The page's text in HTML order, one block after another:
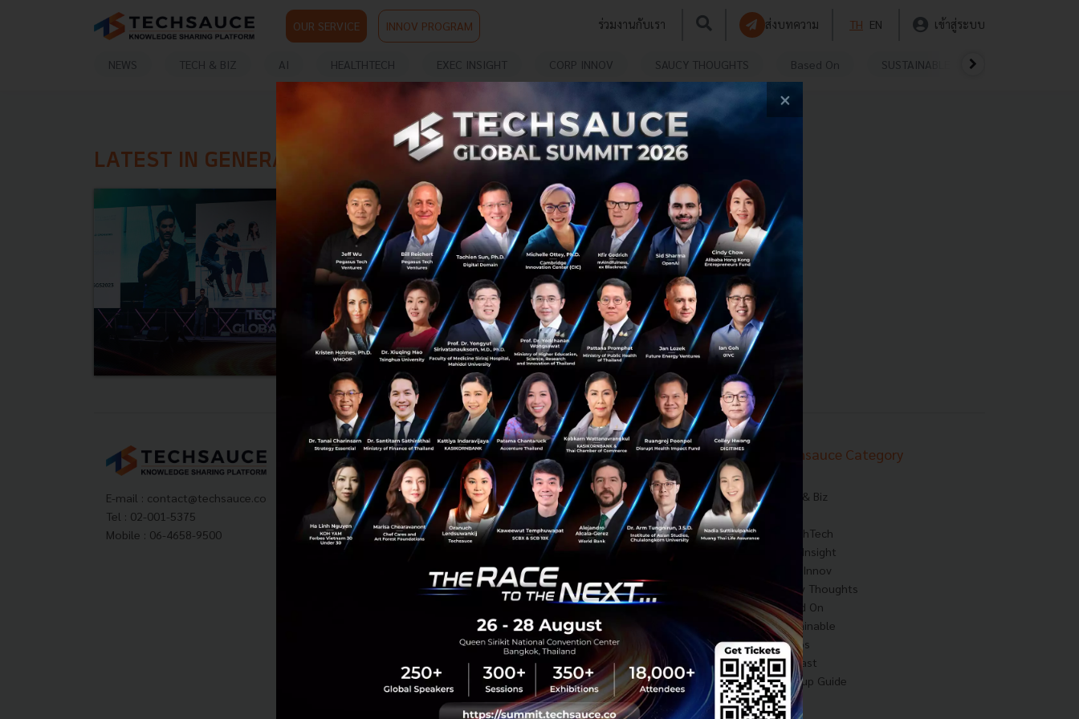
OUR SERVICE INNOV PROGRAM ร่วมงานกับเรา ส่งบทความ TH EN เข้าสู่ระบบ
NEWS TECH & BIZ AI HEALTHTECH EXEC INSIGHT CORP INNOV SAUCY THOUGHTS Based On SUSTAINABLE
LATEST IN GENERATIVE AI FOR SUSTAINABILITY
AI จะช่วยพัฒนาสิ่งแวดล้อมและการศึกษาอย่างไร ถอด
4 เสาหลักการพัฒนา AI จาก Recursive
Tiago Ramalho CEO Recursive Inc ได้ขึ้นมาบรรยายเกี่ยวกับ
วิธีการสร้าง AI อย่างไรให้เกิดความยั่งยืนซึ่งเขาได้เริ่มต้นจากเล่า
เบื้องหลังของบริษัทตนเองที่เริ่มสร้างสังคมที่เท่าเทียมและย...
สิงหาคม 17, 2023| ByTechsauce Team
0
Tech & Biz tsgs2023 Techsauce global summit 2023
Generative AI for Sustainability
E-mail : contact@techsauce.co
Tel : 02-001-5375
Mobile : 06-4658-9500
Techsauce Media
About Techsauce
Techsauce Services
Privacy Policy
ส่งบทความ
Techsauce Global Summit
Trending Tags
Corporate Innovation
Digital Transformation
E-Commerce
Startup
Technology
Techsauce Category
News
Tech & Biz
HealthTech
Exec Insight
Corp Innov
Saucy Thoughts
Based On
Sustainable
Videos
Podcast
Startup Guide
×